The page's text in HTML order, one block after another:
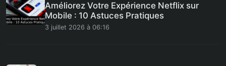
Améliorez Votre Expérience Netflix sur
Mobile : 10 Astuces Pratiques
3 juillet 2026 à 06:16